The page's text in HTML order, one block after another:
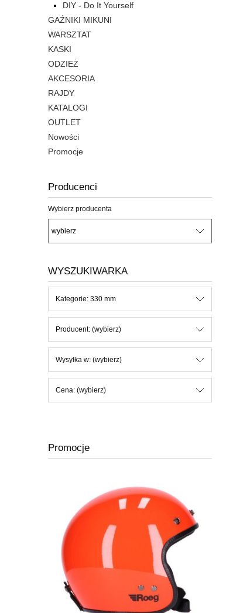
DIY - Do It Yourself
GAŹNIKI MIKUNI
WARSZTAT
KASKI
ODZIEŻ
AKCESORIA
RAJDY
KATALOGI
OUTLET
Nowości
Promocje
Producenci
Wybierz producenta
WYSZUKIWARKA
Kategorie: 330 mm
Producent: (wybierz)
Wysyłka w: (wybierz)
Cena: (wybierz)
Promocje